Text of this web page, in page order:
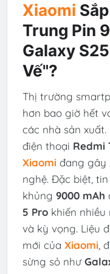
Xiaomi
Trung Pin
Galaxy
Vế"?
Thị trường
hơn bao giờ hết
các nhà sản
điện thoại Redmi
Xiaomi đang gây
nghệ. Đặc biệt,
khủng 9000 mAh
5 Prokhiến nhiều
và kỳ vọng. Liệu
mới của Xiaomi,
sừng sỏ như